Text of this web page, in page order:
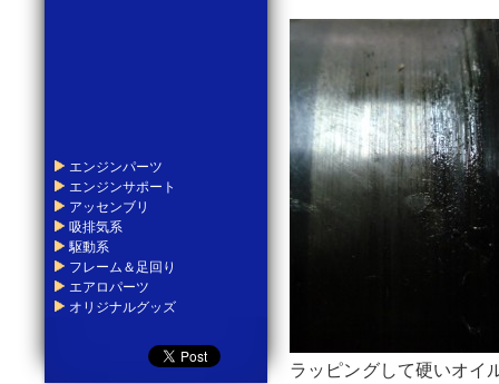
ラッピングして硬いオイ
エンジンパーツ
エンジンサポート
アッセンブリ
吸排気系
駆動系
フレーム＆足回り
エアロパーツ
オリジナルグッズ